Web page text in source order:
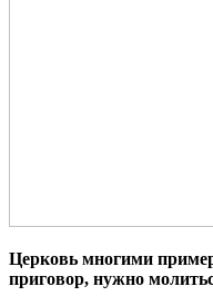
Церковь многими
приговор, нужно